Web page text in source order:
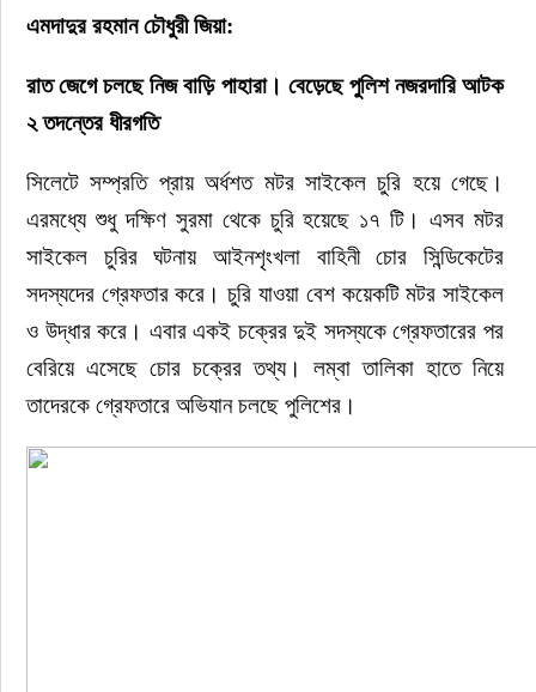
এমদাদুর রহমান চৌধুরী জিয়া:
রাত জেগে চলছে নিজ বাড়ি পাহারা। বেড়েছে পুলিশ নজরদারি আটক
২ তদন্তের ধীরগতি
সিলেটে সম্প্রতি প্রায় অর্ধশত মটর সাইকেল চুরি হয়ে গেছে।
এরমধ্যে শুধু দক্ষিণ সুরমা থেকে চুরি হয়েছে ১৭ টি। এসব মটর
সাইকেল চুরির ঘটনায় আইনশৃংখলা বাহিনী চোর সিন্ডিকেটের
সদস্যদের গ্রেফতার করে। চুরি যাওয়া বেশ কয়েকটি মটর সাইকেল
ও উদ্ধার করে। এবার একই চক্রের দুই সদস্যকে গ্রেফতারের পর
বেরিয়ে এসেছে চোর চক্রের তথ্য। লম্বা তালিকা হাতে নিয়ে
তাদেরকে গ্রেফতারে অভিযান চলছে পুলিশের।